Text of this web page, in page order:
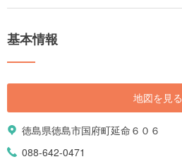
基本情報
地図を見る
徳島県徳島市国府町延命６０６
088-642-0471